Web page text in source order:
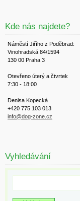
Kde nás najdete?
Náměstí Jiřího z Poděbrad:
Vinohradská 84/1594
130 00 Praha 3
Otevřeno úterý a čtvrtek
7:30 - 18:00
Denisa Kopecká
+420 775 103 013
info@dog-zone.cz
Vyhledávání